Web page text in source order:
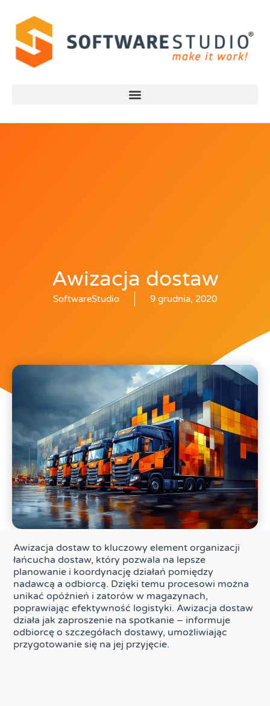
Awizacja dostaw
SoftwareStudio 9 grudnia, 2020
Awizacja dostaw to kluczowy element organizacji
łańcucha dostaw, który pozwala na lepsze
planowanie i koordynację działań pomiędzy
nadawcą a odbiorcą. Dzięki temu procesowi można
unikać opóźnień i zatorów w magazynach,
poprawiając efektywność logistyki. Awizacja dostaw
działa jak zaproszenie na spotkanie – informuje
odbiorcę o szczegółach dostawy, umożliwiając
przygotowanie się na jej przyjęcie.